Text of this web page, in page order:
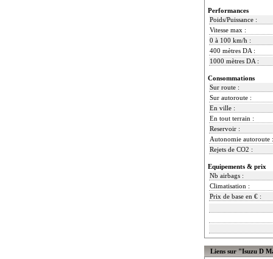
Performances
Poids/Puissance :
Vitesse max :
0 à 100 km/h :
400 mètres DA :
1000 mètres DA :
Consommations
Sur route :
Sur autoroute :
En ville :
En tout terrain :
Reservoir :
Autonomie autoroute :
Rejets de CO2 :
Equipements & prix
Nb airbags :
Climatisation :
Prix de base en € :
Liens sur "Isuzu D